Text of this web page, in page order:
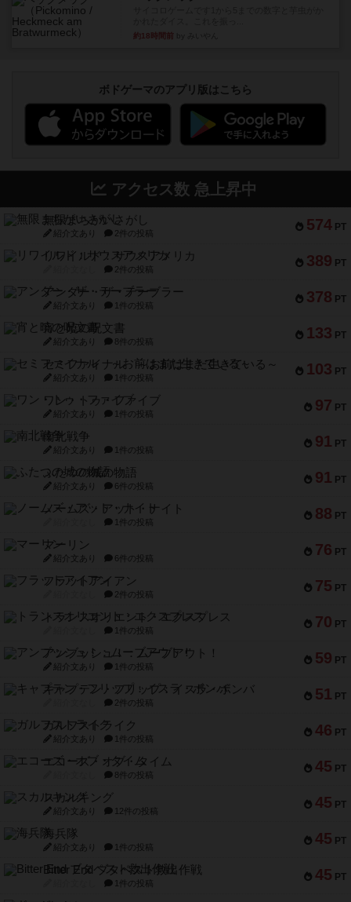
約18時間前
ボドゲーマのアプリ版はこちら
アクセス数 急上昇中
574 PT
無限まちがいさがし
紹介文あり 2件の投稿
389 PT
リワイルド：サウスアメリカ
2件の投稿
378 PT
アンダー・ザ・テーブラー
紹介文あり 1件の投稿
133 PT
宵と暁の呪文書
紹介文あり 8件の投稿
103 PT
セミファイナル ～お前はまだ生きている～
紹介文あり 1件の投稿
97 PT
ワン・トゥ・ファイブ
紹介文あり 1件の投稿
91 PT
南北戦争
紹介文あり 1件の投稿
91 PT
ふたつの城の物語
紹介文あり 6件の投稿
88 PT
ノームズ・アット・ナイト
1件の投稿
76 PT
マーリン
紹介文あり 6件の投稿
75 PT
フラットアイアン
2件の投稿
70 PT
トランスオリエント・エクスプレス
1件の投稿
59 PT
アンブッシュ！：ムーブアウト！
紹介文あり 1件の投稿
51 PT
キャプテン・フリップ：イスラ・ボンバ
2件の投稿
46 PT
ガルフストライク
紹介文あり 1件の投稿
45 PT
エコーズ・オブ・タイム
8件の投稿
45 PT
スカルキング
紹介文あり 12件の投稿
45 PT
海兵隊
紹介文あり 1件の投稿
45 PT
Bitter End ブタペスト救出作戦
1件の投稿